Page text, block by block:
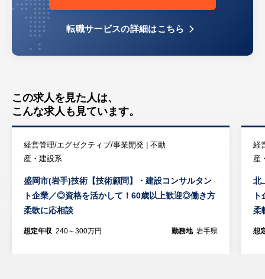
転職サービスの詳細はこちら
この求人を見た人は、
こんな求人も見ています。
経営管理/エグゼクティブ/事業開発 | 不動
産・建設系
盛岡市(岩手)技術【技術顧問】・建設コンサルタン
ト企業／◎資格を活かして！60歳以上歓迎◎働き方
柔軟に応相談
想定年収 240～300万円 勤務地 岩手県
経
産
北
柔
想